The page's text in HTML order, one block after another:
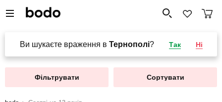
Ви шукаєте враження в Тернополі? Так Ні
Фільтрувати Сортувати